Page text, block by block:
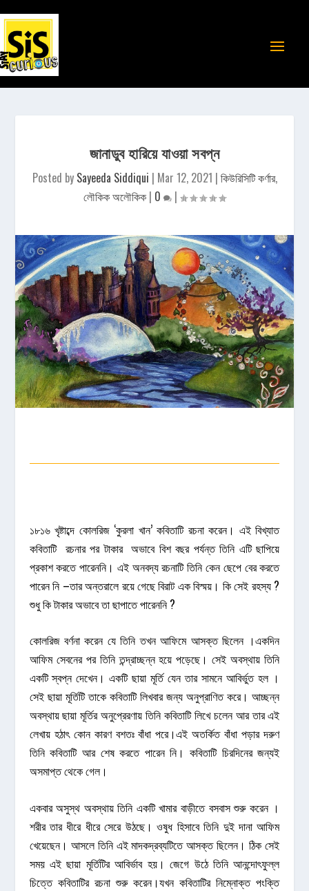
জানাডুব হারিয়ে যাওয়া সবপ্ন
Posted by Sayeeda Siddiqui | Mar 12, 2021 | কিউরিসিটি কর্ণার,
লৌকিক অলৌকিক | 0 |
১৮১৬ খৃষ্টাব্দে কোলরিজ ‘কুরলা খান’ কবিতাটি রচনা করেন। এই বিখ্যাত
কবিতাটি রচনার পর টাকার অভাবে বিশ বছর পর্যন্ত তিনি এটি ছাপিয়ে
প্রকাশ করতে পারেননি। এই অনবদ্য রচনাটি তিনি কেন ছেপে বের করতে
পারেন নি –তার অন্তরালে রয়ে গেছে বিরাট এক বিস্ময়। কি সেই রহস্য ?
শুধু কি টাকার অভাবে তা ছাপাতে পারেননি ?
কোলরিজ বর্ণনা করেন যে তিনি তখন আফিমে আসক্ত ছিলেন ।একদিন
আফিম সেবনের পর তিনি তন্দ্রাচ্ছন্ন হয়ে পড়েছে। সেই অবস্থায় তিনি
একটি স্বপ্ন দেখেন। একটি ছায়া মূর্তি যেন তার সামনে আবির্ভুত হল ।
সেই ছায়া মূর্তিটি তাকে কবিতাটি লিখবার জন্য অনুপ্রাণিত করে। আচ্ছন্ন
অবস্থায় ছায়া মূর্তির অনুপ্রেরণায় তিনি কবিতাটি লিখে চলেন আর তার এই
লেখায় হঠাৎ কোন কারণ বশতঃ বাঁধা পরে।এই অতর্কিত বাঁধা পড়ার দরুণ
তিনি কবিতাটি আর শেষ করতে পারেন নি। কবিতাটি চিরদিনের জন্যই
অসমাপ্ত থেকে গেল।
একবার অসুস্থ অবস্থায় তিনি একটি খামার বাড়ীতে বসবাস শুরু করেন ।
শরীর তার ধীরে ধীরে সেরে উঠছে। ওষুধ হিসাবে তিনি দুই দানা আফিম
খেয়েছেন। আসলে তিনি এই মাদকদ্রব্যটিতে আসক্ত ছিলেন। ঠিক সেই
সময় এই ছায়া মূর্তিটির আবির্ভাব হয়। জেগে উঠে তিনি আনন্দোৎফুল্ল
চিত্তে কবিতাটির রচনা শুরু করেন।যখন কবিতাটির নিম্নোক্ত পংক্তি